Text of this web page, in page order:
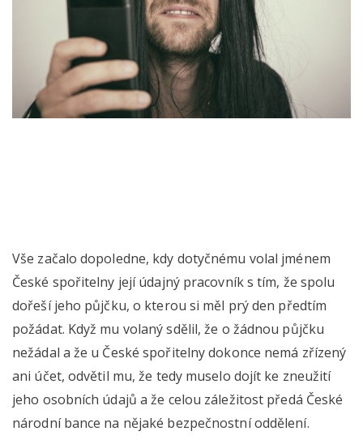
Vše začalo dopoledne, kdy dotyčnému volal jménem
České spořitelny její údajný pracovník s tím, že spolu
dořeší jeho půjčku, o kterou si měl prý den předtím
požádat. Když mu volaný sdělil, že o žádnou půjčku
nežádal a že u České spořitelny dokonce nemá zřízený
ani účet, odvětil mu, že tedy muselo dojít ke zneužití
jeho osobních údajů a že celou záležitost předá České
národní bance na nějaké bezpečnostní oddělení.